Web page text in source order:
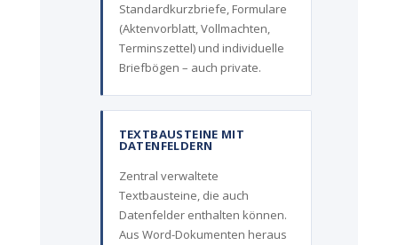
Standardkurzbriefe, Formulare
(Aktenvorblatt, Vollmachten,
Terminszettel) und individuelle
Briefbögen – auch private.
TEXTBAUSTEINE MIT
DATENFELDERN
Zentral verwaltete
Textbausteine, die auch
Datenfelder enthalten können.
Aus Word-Dokumenten heraus